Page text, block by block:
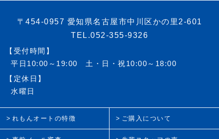
〒454-0957 愛知県名古屋市中川区かの里2-601
TEL.052-355-9326
【受付時間】
平日10:00～19:00 土・日・祝10:00～18:00
【定休日】
水曜日
れもんオートの特徴 ご購入について